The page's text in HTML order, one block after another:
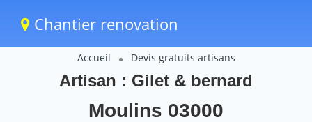
Chantier renovation
Accueil Devis gratuits artisans
Artisan : Gilet & bernard
Moulins 03000